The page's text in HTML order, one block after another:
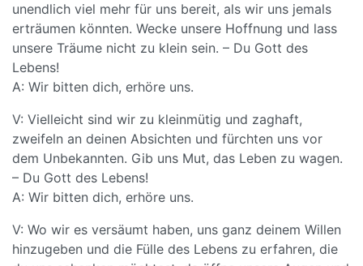
unendlich viel mehr für uns bereit, als wir uns jemals
erträumen könnten. Wecke unsere Hoffnung und lass
unsere Träume nicht zu klein sein. – Du Gott des
Lebens!
A: Wir bitten dich, erhöre uns.
V: Vielleicht sind wir zu kleinmütig und zaghaft,
zweifeln an deinen Absichten und fürchten uns vor
dem Unbekannten. Gib uns Mut, das Leben zu wagen.
– Du Gott des Lebens!
A: Wir bitten dich, erhöre uns.
V: Wo wir es versäumt haben, uns ganz deinem Willen
hinzugeben und die Fülle des Lebens zu erfahren, die